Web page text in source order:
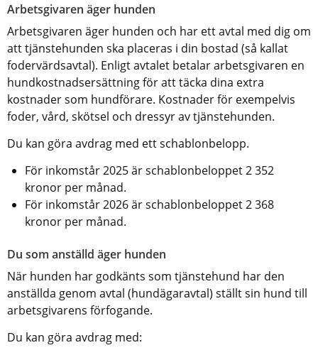
Arbetsgivaren äger hunden
Arbetsgivaren äger hunden och har ett avtal med dig om
att tjänstehunden ska placeras i din bostad (så kallat
fodervärdsavtal). Enligt avtalet betalar arbetsgivaren en
hundkostnadsersättning för att täcka dina extra
kostnader som hundförare. Kostnader för exempelvis
foder, vård, skötsel och dressyr av tjänstehunden.
Du kan göra avdrag med ett schablonbelopp.
För inkomstår 2025 är schablonbeloppet 2 352
kronor per månad.
För inkomstår 2026 är schablonbeloppet 2 368
kronor per månad.
Du som anställd äger hunden
När hunden har godkänts som tjänstehund har den
anställda genom avtal (hundägaravtal) ställt sin hund till
arbetsgivarens förfogande.
Du kan göra avdrag med: